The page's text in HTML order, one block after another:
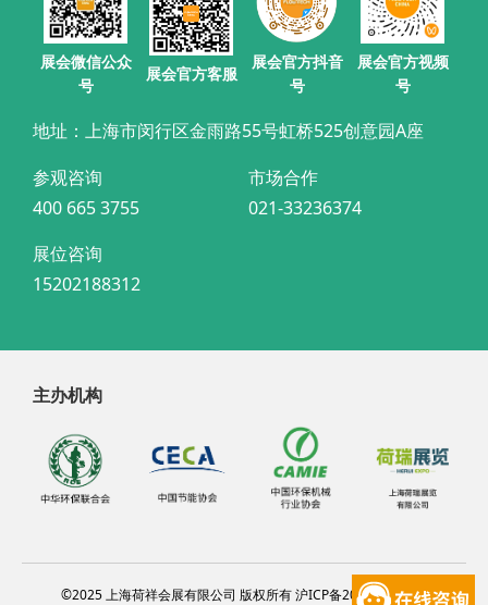
展会微信公众
号
展会官方客服
展会官方抖音
号
展会官方视频
号
地址：上海市闵行区金雨路55号虹桥525创意园A座
参观咨询
400 665 3755
市场合作
021-33236374
展位咨询
15202188312
主办机构
©2025 上海荷祥会展有限公司 版权所有 沪ICP备20012314号-4